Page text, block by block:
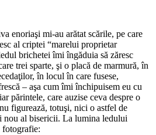
enoriaşi mi-au arătat scările, pe care
al criptei “marelui proprietar
brichetei îmi îngăduia să zăresc
trei sparte, şi o placă de marmură, în
în locul în care fusese,
– aşa cum îmi închipuisem eu cu
părintele, care auzise ceva despre o
figurează, totuşi, nici o astfel de
nou al bisericii. La lumina ledului
fotografie: